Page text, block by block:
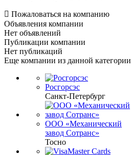
 Пожаловаться на компанию
Объявления компании
Нет объявлений
Публикации компании
Нет публикаций
Еще компании из данной категории
Росгорсэс
Санкт-Петербург
ООО «Механический
завод Сотранс»
Тосно